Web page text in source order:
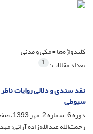
کلیدواژه‌ها =مکی و مدنی
تعداد مقالات: 1
نقد سندی و دلالی روایات
سیوطی
دوره 6، شماره 2، مهر 1393، صفحه
رحمت‌الله عبدالله‌زاده آرانی؛